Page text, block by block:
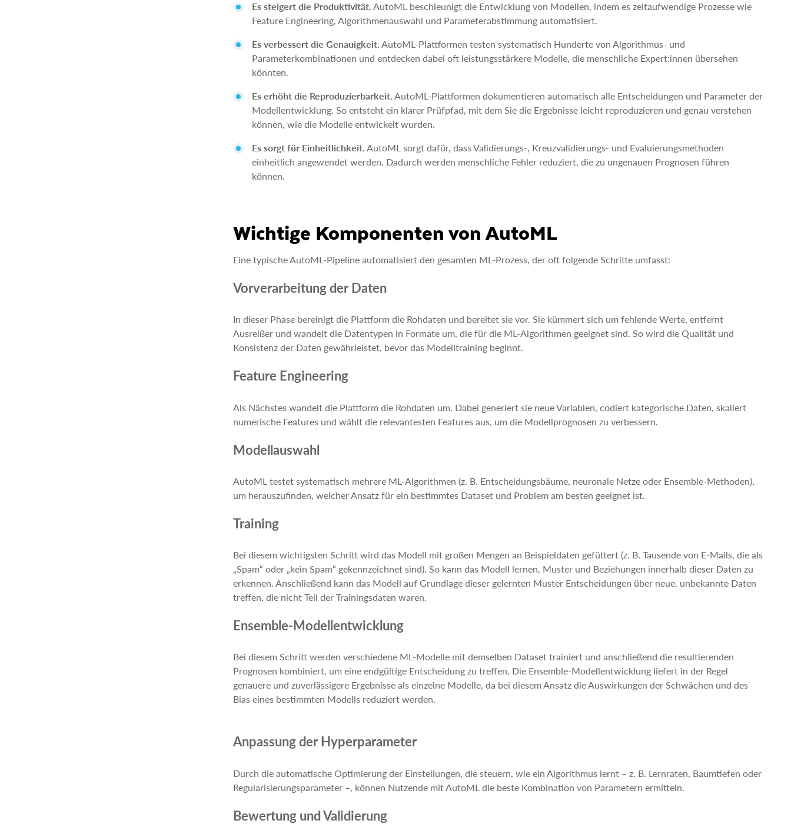
Es steigert die Produktivität. AutoML beschleunigt die Entwicklung von Modellen, indem es zeitaufwendige Prozesse wie
Feature Engineering, Algorithmenauswahl und Parameterabstimmung automatisiert.
Es verbessert die Genauigkeit. AutoML-Plattformen testen systematisch Hunderte von Algorithmus- und
Parameterkombinationen und entdecken dabei oft leistungsstärkere Modelle, die menschliche Expert:innen übersehen
könnten.
Es erhöht die Reproduzierbarkeit. AutoML-Plattformen dokumentieren automatisch alle Entscheidungen und Parameter der
Modellentwicklung. So entsteht ein klarer Prüfpfad, mit dem Sie die Ergebnisse leicht reproduzieren und genau verstehen
können, wie die Modelle entwickelt wurden.
Es sorgt für Einheitlichkeit. AutoML sorgt dafür, dass Validierungs-, Kreuzvalidierungs- und Evaluierungsmethoden
einheitlich angewendet werden. Dadurch werden menschliche Fehler reduziert, die zu ungenauen Prognosen führen
können.
Wichtige Komponenten von AutoML
Eine typische AutoML-Pipeline automatisiert den gesamten ML-Prozess, der oft folgende Schritte umfasst:
Vorverarbeitung der Daten
In dieser Phase bereinigt die Plattform die Rohdaten und bereitet sie vor. Sie kümmert sich um fehlende Werte, entfernt
Ausreißer und wandelt die Datentypen in Formate um, die für die ML-Algorithmen geeignet sind. So wird die Qualität und
Konsistenz der Daten gewährleistet, bevor das Modelltraining beginnt.
Feature Engineering
Als Nächstes wandelt die Plattform die Rohdaten um. Dabei generiert sie neue Variablen, codiert kategorische Daten, skaliert
numerische Features und wählt die relevantesten Features aus, um die Modellprognosen zu verbessern.
Modellauswahl
AutoML testet systematisch mehrere ML-Algorithmen (z. B. Entscheidungsbäume, neuronale Netze oder Ensemble-Methoden),
um herauszufinden, welcher Ansatz für ein bestimmtes Dataset und Problem am besten geeignet ist.
Training
Bei diesem wichtigsten Schritt wird das Modell mit großen Mengen an Beispieldaten gefüttert (z. B. Tausende von E-Mails, die als
„Spam“ oder „kein Spam“ gekennzeichnet sind). So kann das Modell lernen, Muster und Beziehungen innerhalb dieser Daten zu
erkennen. Anschließend kann das Modell auf Grundlage dieser gelernten Muster Entscheidungen über neue, unbekannte Daten
treffen, die nicht Teil der Trainingsdaten waren.
Ensemble-Modellentwicklung
Bei diesem Schritt werden verschiedene ML-Modelle mit demselben Dataset trainiert und anschließend die resultierenden
Prognosen kombiniert, um eine endgültige Entscheidung zu treffen. Die Ensemble-Modellentwicklung liefert in der Regel
genauere und zuverlässigere Ergebnisse als einzelne Modelle, da bei diesem Ansatz die Auswirkungen der Schwächen und des
Bias eines bestimmten Modells reduziert werden.
Anpassung der Hyperparameter
Durch die automatische Optimierung der Einstellungen, die steuern, wie ein Algorithmus lernt – z. B. Lernraten, Baumtiefen oder
Regularisierungsparameter –, können Nutzende mit AutoML die beste Kombination von Parametern ermitteln.
Bewertung und Validierung